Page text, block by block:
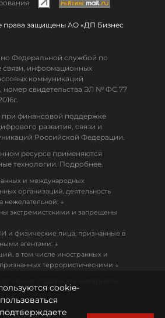
права защищены АО «ДП Бизнес
Федеральной службой по
связи, информационных
коммуникаций
номер свидетельства ЭЛ № ФС 77
финансовой поддержке
развития, связи и
Российской Федерации.
ресурсе применяются
технологии. Подробнее.
и международных
организаций, деятельность
нежелательной: ↓
экстремистскими и запрещены
и физические лица, признанные в
агентами: ↓
в том числе иностранных и
террористическими ↓
cookie-